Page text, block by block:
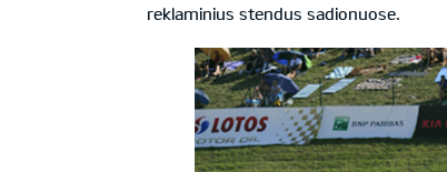
reklaminius stendus sadionuose.